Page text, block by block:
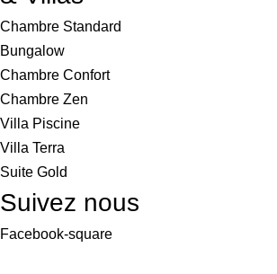
Chambre Standard
Bungalow
Chambre Confort
Chambre Zen
Villa Piscine
Villa Terra
Suite Gold
Suivez nous
Facebook-square